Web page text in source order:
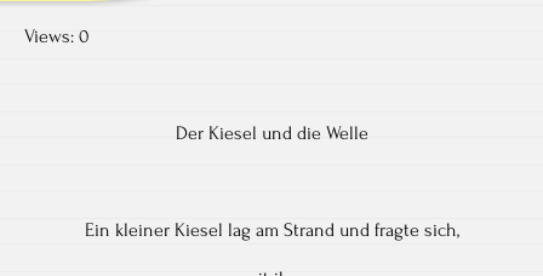
Views: 0
Der Kiesel und die Welle
Ein kleiner Kiesel lag am Strand und fragte sich,